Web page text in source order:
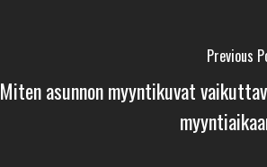
Previous
Miten asunnon myyntikuvat